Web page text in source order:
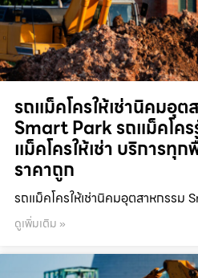
รถแม็คโครให้เช่านิคมอุต
Smart Park รถแม็คโคร
แม็คโครให้เช่า บริการทุ
ราคาถูก
รถแม็คโครให้เช่านิคมอุตสาหกรรม
ดูเพิ่มเติม »